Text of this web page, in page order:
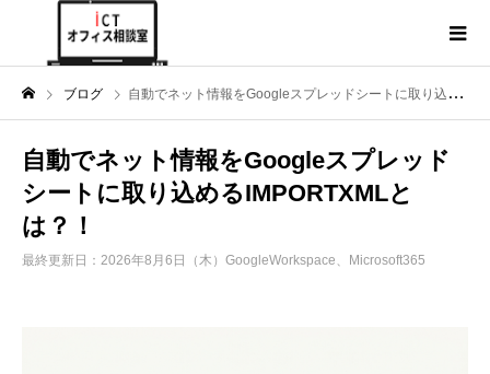
ブログ 自動でネット情報をGoogleスプレッドシートに取り込めるIMPORTXMLとは？！
自動でネット情報をGoogleスプレッド
シートに取り込めるIMPORTXMLと
は？！
最終更新日：2026年8月6日（木） GoogleWorkspace、Microsoft365